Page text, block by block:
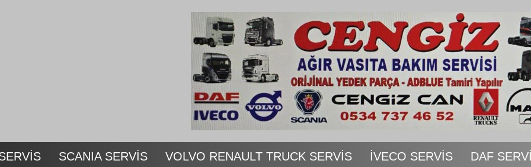
SCANIA SERVİS VOLVO RENAULT TRUCK SERVİS İVECO SERVİS DAF